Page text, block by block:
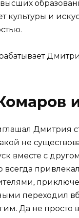
культуры и
Дмитрия
не
вместе с
всегда
переходил
Да не